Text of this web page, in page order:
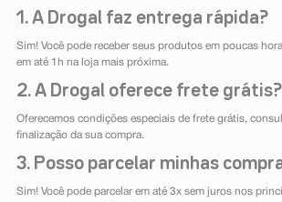
1. A Drogal faz entrega rápida?
Sim! Você pode receber seus produtos em poucas
em até 1h na loja mais próxima.
2. A Drogal oferece frete grátis?
Oferecemos condições especiais de frete grátis,
finalização da sua compra.
3. Posso parcelar minhas
Sim! Você pode parcelar em até 3x sem juros nos